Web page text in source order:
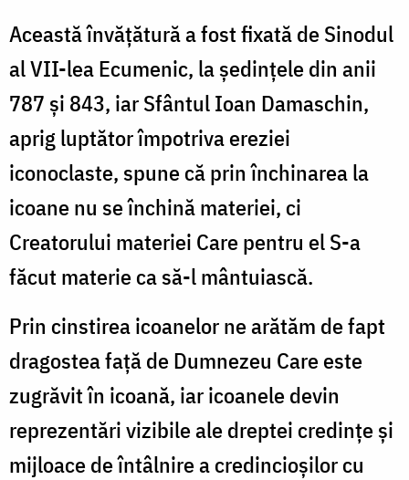
Această învăţătură a fost fixată de Sinodul
al VII-lea Ecumenic, la şedinţele din anii
787 şi 843, iar Sfântul Ioan Damaschin,
aprig luptător împotriva ereziei
iconoclaste, spune că prin închinarea la
icoane nu se închină materiei, ci
Creatorului materiei Care pentru el S-a
făcut materie ca să-l mântuiască.
Prin cinstirea icoanelor ne arătăm de fapt
dragostea faţă de Dumnezeu Care este
zugrăvit în icoană, iar icoanele devin
reprezentări vizibile ale dreptei credinţe şi
mijloace de întâlnire a credincioşilor cu